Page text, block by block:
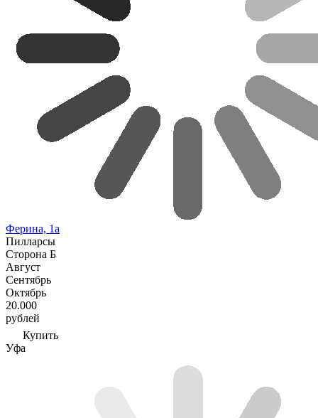
Ферина, 1а
Пилларсы
Сторона Б
Август
Сентябрь
Октябрь
20.000
рублей
Купить
Уфа